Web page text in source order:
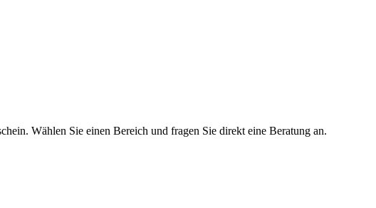
Wählen Sie einen Bereich und fragen Sie direkt eine Beratung an.